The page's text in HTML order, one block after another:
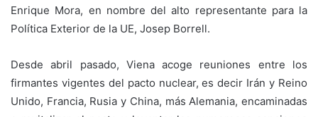
Enrique Mora, en nombre del alto representante para la
Política Exterior de la UE, Josep Borrell.
Desde abril pasado, Viena acoge reuniones entre los
firmantes vigentes del pacto nuclear, es decir Irán y Reino
Unido, Francia, Rusia y China, más Alemania, encaminadas